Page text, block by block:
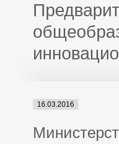
16.03.2016